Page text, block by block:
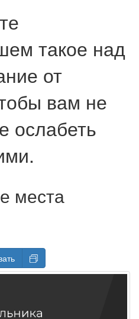
такое над
от
вам не
ослабеть
места